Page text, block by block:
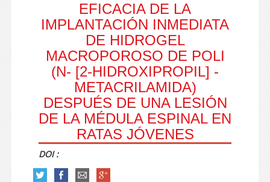
EFICACIA DE LA
IMPLANTACIÓN INMEDIATA
DE HIDROGEL
MACROPOROSO DE POLI
(N- [2-HIDROXIPROPIL] -
METACRILAMIDA)
DESPUÉS DE UNA LESIÓN
DE LA MÉDULA ESPINAL EN
RATAS JÓVENES
DOI :